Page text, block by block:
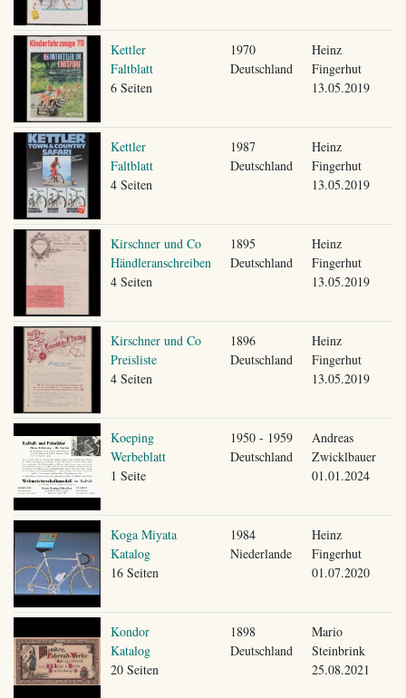
Kettler
Faltblatt
6 Seiten
1970
Deutschland
Heinz
Fingerhut
13.05.2019
Kettler
Faltblatt
4 Seiten
1987
Deutschland
Heinz
Fingerhut
13.05.2019
Kirschner und Co
Händleranschreiben
4 Seiten
1895
Deutschland
Heinz
Fingerhut
13.05.2019
Kirschner und Co
Preisliste
4 Seiten
1896
Deutschland
Heinz
Fingerhut
13.05.2019
Koeping
Werbeblatt
1 Seite
1950 - 1959
Deutschland
Andreas
Zwicklbauer
01.01.2024
Koga Miyata
Katalog
16 Seiten
1984
Niederlande
Heinz
Fingerhut
01.07.2020
Kondor
Katalog
20 Seiten
1898
Deutschland
Mario
Steinbrink
25.08.2021